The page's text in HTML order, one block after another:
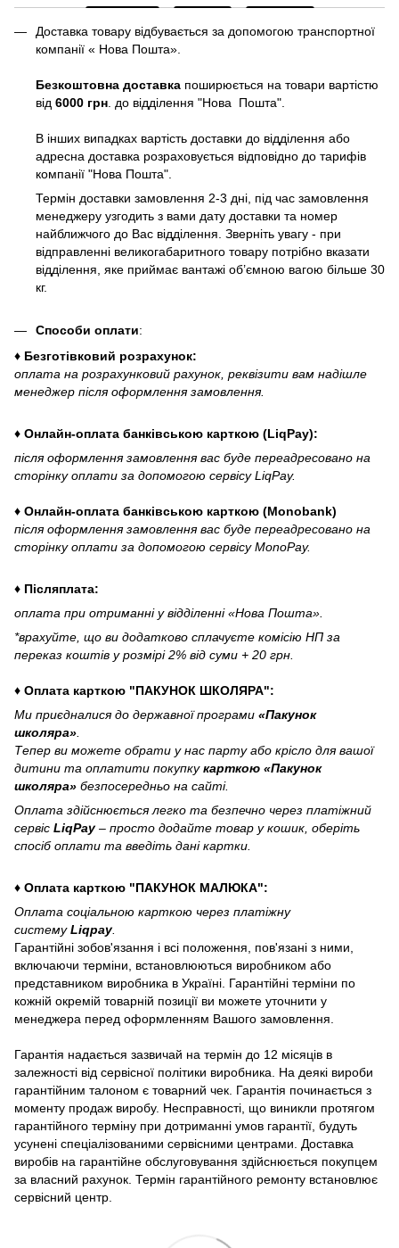
Доставка товару відбувається за допомогою транспортної
компанії « Нова Пошта».
Безкоштовна доставка поширюється на товари вартістю
від 6000 грн . до відділення "Нова Пошта".
В інших випадках вартість доставки до відділення або
адресна доставка розраховується відповідно до тарифів
компанії "Нова Пошта".
Термін доставки замовлення 2-3 дні, під час замовлення
менеджеру узгодить з вами дату доставки та номер
найближчого до Вас відділення. Зверніть увагу - при
відправленні великогабаритного товару потрібно вказати
відділення, яке приймає вантажі об’ємною вагою більше 30
кг.
Способи оплати:
♦ Безготівковий розрахунок:
оплата на розрахунковий рахунок, реквізити вам надішле
менеджер після оформлення замовлення.
♦ Онлайн-оплата банківською карткою (LiqPay):
після оформлення замовлення вас буде переадресовано на
сторінку оплати за допомогою сервісу LiqPay.
♦ Онлайн-оплата банківською карткою (Monobank)
після оформлення замовлення вас буде переадресовано на
сторінку оплати за допомогою сервісу MonoPay.
♦ Післяплата:
оплата при отриманні у відділенні «Нова Пошта».
*врахуйте, що ви додатково сплачуєте комісію НП за
переказ коштів у розмірі 2% від суми + 20 грн.
♦ Оплата карткою "ПАКУНОК ШКОЛЯРА":
Ми приєдналися до державної програми «Пакунок
школяра»
Тепер ви можете обрати у нас парту або крісло для вашої
дитини та оплатити покупкукарткою «Пакунок
школяра» безпосередньо на сайті.
Оплата здійснюється легко та безпечно через платіжний
сервіс LiqPay– просто додайте товар у кошик, оберіть
спосіб оплати та введіть дані картки.
♦ Оплата карткою "ПАКУНОК МАЛЮКА":
Оплата соціальною карткою через платіжну
системуLiqpay.
Гарантійні зобов'язання і всі положення, пов'язані з ними,
включаючи терміни, встановлюються виробником або
представником виробника в Україні. Гарантійні терміни по
кожній окремій товарній позиції ви можете уточнити у
менеджера перед оформленням Вашого замовлення.
Гарантія надається зазвичай на термін до 12 місяців в
залежності від сервісної політики виробника. На деякі вироби
гарантійним талоном є товарний чек. Гарантія починається з
моменту продаж виробу. Несправності, що виникли протягом
гарантійного терміну при дотриманні умов гарантії, будуть
усунені спеціалізованими сервісними центрами. Доставка
виробів на гарантійне обслуговування здійснюється покупцем
за власний рахунок. Термін гарантійного ремонту встановлює
сервісний центр.